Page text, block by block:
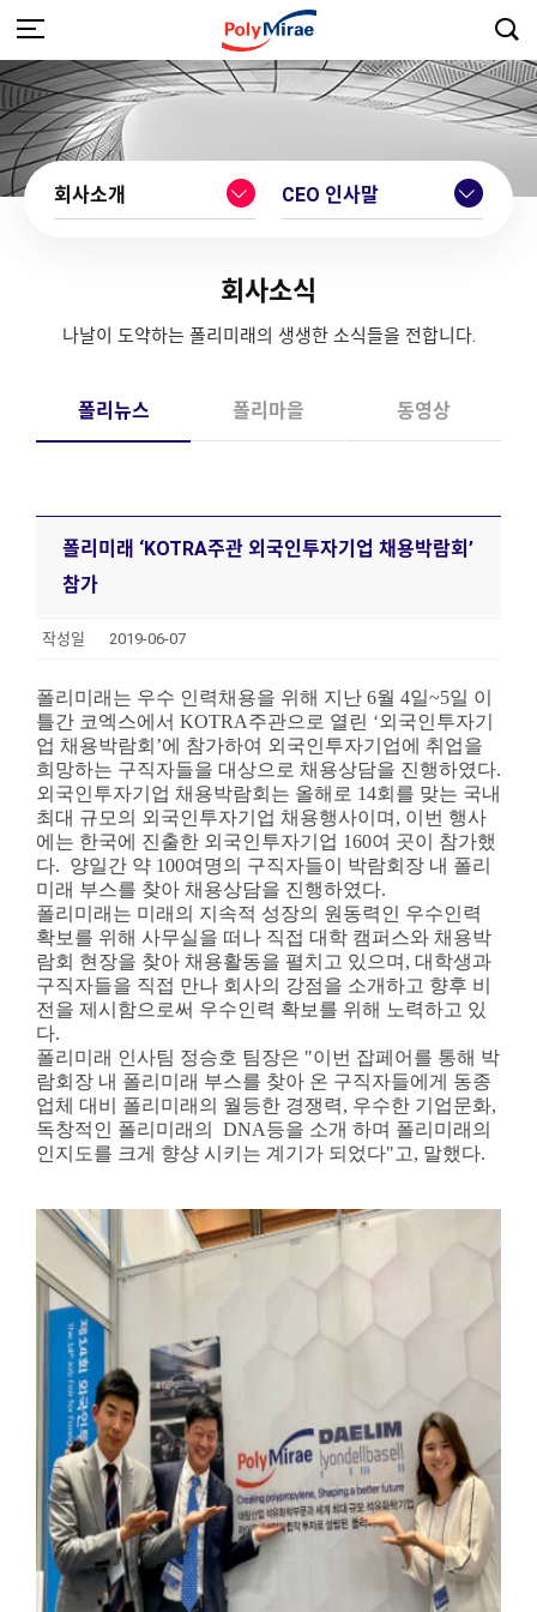
회사소개 CEO 인사말
회사소식
나날이 도약하는 폴리미래의 생생한 소식들을 전합니다.
폴리뉴스 폴리마을 동영상
폴리미래 ‘KOTRA주관 외국인투자기업 채용박람회’
참가
작성일 2019-06-07
폴리미래는 우수 인력채용을 위해 지난 6월 4일~5일 이
틀간 코엑스에서 KOTRA주관으로 열린 ‘외국인투자기
업 채용박람회’에 참가하여 외국인투자기업에 취업을
희망하는 구직자들을 대상으로 채용상담을 진행하였다.
외국인투자기업 채용박람회는 올해로 14회를 맞는 국내
최대 규모의 외국인투자기업 채용행사이며, 이번 행사
에는 한국에 진출한 외국인투자기업 160여 곳이 참가했
다. 양일간 약 100여명의 구직자들이 박람회장 내 폴리
미래 부스를 찾아 채용상담을 진행하였다.
폴리미래는 미래의 지속적 성장의 원동력인 우수인력
확보를 위해 사무실을 떠나 직접 대학 캠퍼스와 채용박
람회 현장을 찾아 채용활동을 펼치고 있으며, 대학생과
구직자들을 직접 만나 회사의 강점을 소개하고 향후 비
전을 제시함으로써 우수인력 확보를 위해 노력하고 있
다.
폴리미래 인사팀 정승호 팀장은 "이번 잡페어를 통해 박
람회장 내 폴리미래 부스를 찾아 온 구직자들에게 동종
업체 대비 폴리미래의 월등한 경쟁력, 우수한 기업문화,
독창적인 폴리미래의 DNA등을 소개 하며 폴리미래의
인지도를 크게 향샹 시키는 계기가 되었다"고, 말했다.